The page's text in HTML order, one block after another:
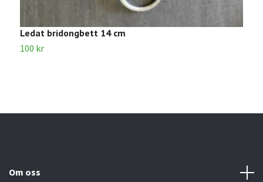
Ledat bridongbett 14 cm
100 kr
Om oss